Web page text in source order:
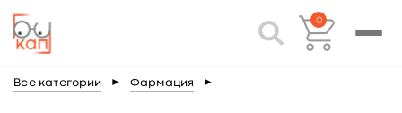
0
Все категории ► Фармация ►